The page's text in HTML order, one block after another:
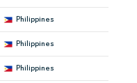
Philippines
Philippines
Philippines